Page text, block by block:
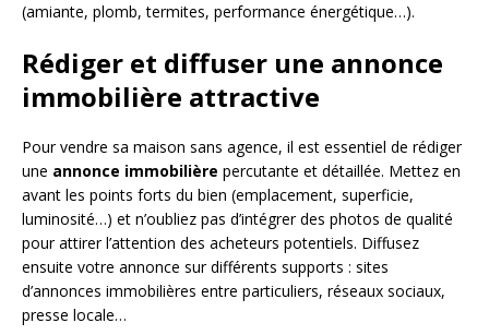
(amiante, plomb, termites, performance énergétique…).
Rédiger et diffuser une annonce
immobilière attractive
Pour vendre sa maison sans agence, il est essentiel de rédiger
une annonce immobilière percutante et détaillée. Mettez en
avant les points forts du bien (emplacement, superficie,
luminosité…) et n’oubliez pas d’intégrer des photos de qualité
pour attirer l’attention des acheteurs potentiels. Diffusez
ensuite votre annonce sur différents supports : sites
d’annonces immobilières entre particuliers, réseaux sociaux,
presse locale…